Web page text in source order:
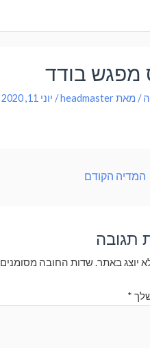
מפגש בודד
/ מאתheadmaster
/ יוני 11, 2020
המדיה הקודם
תגובה
יוצג באתר.שדות החובה מסומנים
*